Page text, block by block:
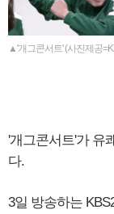
▲'개그콘서트' (사진제공
'개그콘서트'가 유
다.
3일 방송하는